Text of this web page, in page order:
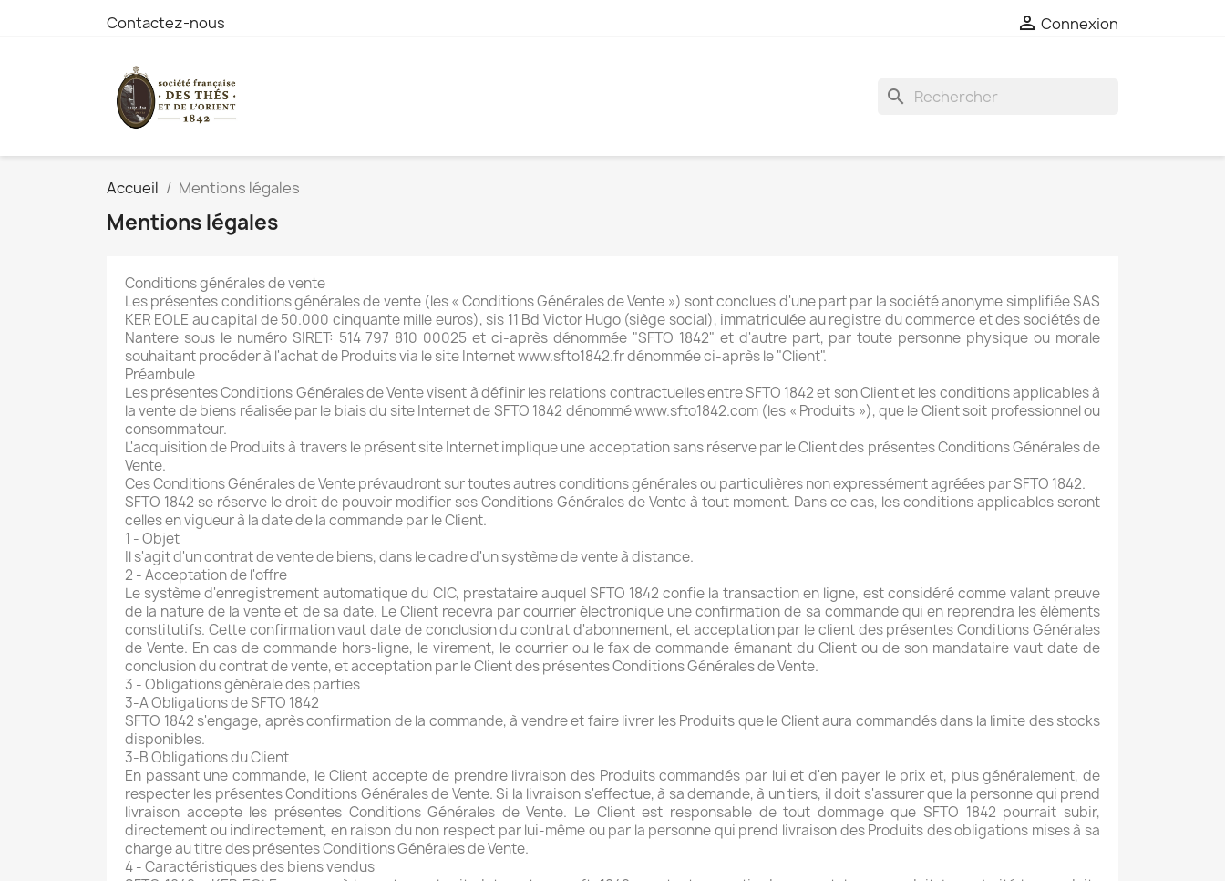
Contactez-nous  Connexion
search
Accueil Mentions légales
Mentions légales
Conditions générales de vente
Les présentes conditions générales de vente (les « Conditions Générales de Vente ») sont conclues d'une part par la société anonyme simplifiée SAS
KER EOLE au capital de 50.000 cinquante mille euros), sis 11 Bd Victor Hugo (siège social), immatriculée au registre du commerce et des sociétés de
Nantere sous le numéro SIRET: 514 797 810 00025 et ci-après dénommée "SFTO 1842" et d'autre part, par toute personne physique ou morale
souhaitant procéder à l'achat de Produits via le site Internet www.sfto1842.fr dénommée ci-après le "Client".
Préambule
Les présentes Conditions Générales de Vente visent à définir les relations contractuelles entre SFTO 1842 et son Client et les conditions applicables à
la vente de biens réalisée par le biais du site Internet de SFTO 1842 dénommé www.sfto1842.com (les « Produits »), que le Client soit professionnel ou
consommateur.
L'acquisition de Produits à travers le présent site Internet implique une acceptation sans réserve par le Client des présentes Conditions Générales de
Vente.
Ces Conditions Générales de Vente prévaudront sur toutes autres conditions générales ou particulières non expressément agréées par SFTO 1842.
SFTO 1842 se réserve le droit de pouvoir modifier ses Conditions Générales de Vente à tout moment. Dans ce cas, les conditions applicables seront
celles en vigueur à la date de la commande par le Client.
1 - Objet
Il s'agit d'un contrat de vente de biens, dans le cadre d'un système de vente à distance.
2 - Acceptation de l'offre
Le système d'enregistrement automatique du CIC, prestataire auquel SFTO 1842 confie la transaction en ligne, est considéré comme valant preuve
de la nature de la vente et de sa date. Le Client recevra par courrier électronique une confirmation de sa commande qui en reprendra les éléments
constitutifs. Cette confirmation vaut date de conclusion du contrat d'abonnement, et acceptation par le client des présentes Conditions Générales
de Vente. En cas de commande hors-ligne, le virement, le courrier ou le fax de commande émanant du Client ou de son mandataire vaut date de
conclusion du contrat de vente, et acceptation par le Client des présentes Conditions Générales de Vente.
3 - Obligations générale des parties
3-A Obligations de SFTO 1842
SFTO 1842 s'engage, après confirmation de la commande, à vendre et faire livrer les Produits que le Client aura commandés dans la limite des stocks
disponibles.
3-B Obligations du Client
En passant une commande, le Client accepte de prendre livraison des Produits commandés par lui et d'en payer le prix et, plus généralement, de
respecter les présentes Conditions Générales de Vente. Si la livraison s'effectue, à sa demande, à un tiers, il doit s'assurer que la personne qui prend
livraison accepte les présentes Conditions Générales de Vente. Le Client est responsable de tout dommage que SFTO 1842 pourrait subir,
directement ou indirectement, en raison du non respect par lui-même ou par la personne qui prend livraison des Produits des obligations mises à sa
charge au titre des présentes Conditions Générales de Vente.
4 - Caractéristiques des biens vendus